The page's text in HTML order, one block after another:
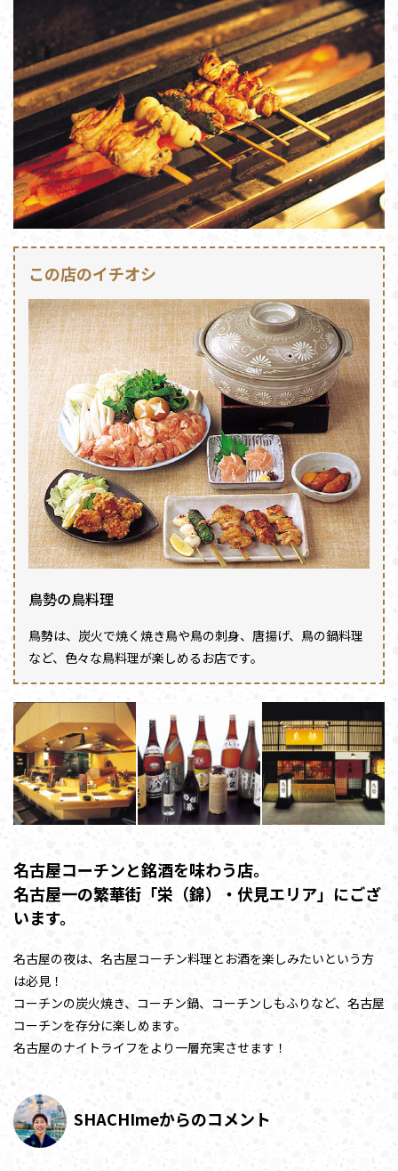
この店のイチオシ
鳥勢の鳥料理
鳥勢は、炭火で焼く焼き鳥や鳥の刺身、唐揚げ、鳥の鍋料理
など、色々な鳥料理が楽しめるお店です。
名古屋コーチンと銘酒を味わう店。
名古屋一の繁華街「栄（錦）・伏見エリア」にござ
います。
名古屋の夜は、名古屋コーチン料理とお酒を楽しみたいという方
は必見！
コーチンの炭火焼き、コーチン鍋、コーチンしもふりなど、名古屋
コーチンを存分に楽しめます。
名古屋のナイトライフをより一層充実させます！
SHACHImeからのコメント